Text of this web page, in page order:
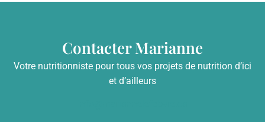
Contacter Marianne
Votre nutritionniste pour tous vos projets de nutrition d’ici
et d’ailleurs